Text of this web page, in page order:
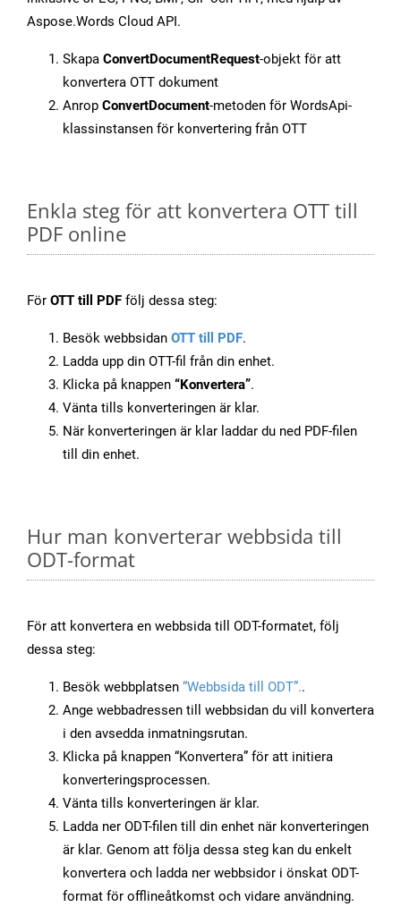
Aspose.Words Cloud API.
Skapa ConvertDocumentRequest-objekt för att
konvertera OTT dokument
Anrop ConvertDocument-metoden för WordsApi-
klassinstansen för konvertering från OTT
Enkla steg för att konvertera OTT till
PDF online
För OTT till PDF följ dessa steg:
Besök webbsidan OTT till PDF.
Ladda upp din OTT-fil från din enhet.
Klicka på knappen “Konvertera”.
Vänta tills konverteringen är klar.
När konverteringen är klar laddar du ned PDF-filen
till din enhet.
Hur man konverterar webbsida till
ODT-format
För att konvertera en webbsida till ODT-formatet, följ
dessa steg:
Besök webbplatsen “Webbsida till ODT”..
Ange webbadressen till webbsidan du vill konvertera
i den avsedda inmatningsrutan.
Klicka på knappen “Konvertera” för att initiera
konverteringsprocessen.
Vänta tills konverteringen är klar.
Ladda ner ODT-filen till din enhet när konverteringen
är klar. Genom att följa dessa steg kan du enkelt
konvertera och ladda ner webbsidor i önskat ODT-
format för offlineåtkomst och vidare användning.